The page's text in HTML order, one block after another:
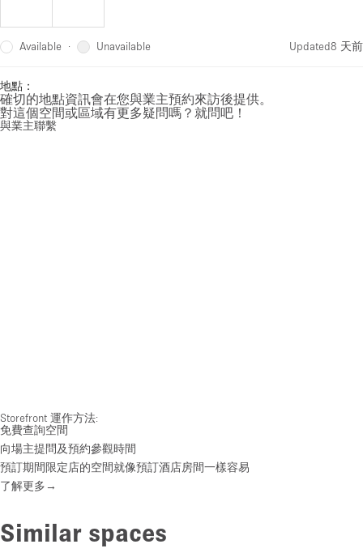
Available · Unavailable Updated8 天前
地點：
確切的地點資訊會在您與業主預約來訪後提供。
對這個空間或區域有更多疑問嗎？就問吧！
與業主聯繫
Storefront 運作方法:
免費查詢空間
向場主提問及預約參觀時間
預訂期間限定店的空間就像預訂酒店房間一樣容易
了解更多→
Similar spaces